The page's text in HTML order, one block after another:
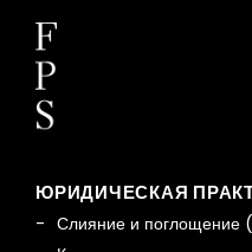
ЮРИДИЧЕСКАЯ
Слияние и поглощение